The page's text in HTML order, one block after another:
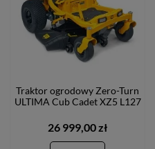
Traktor ogrodowy Zero-Turn
ULTIMA Cub Cadet XZ5 L127
26 999,00 zł